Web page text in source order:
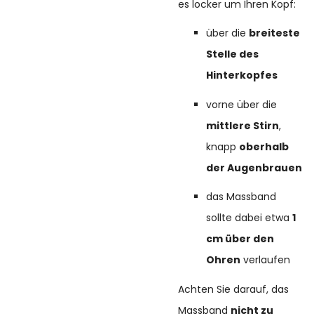
es locker um Ihren Kopf:
über die breiteste
Stelle des
Hinterkopfes
vorne über die
mittlere Stirn,
knapp oberhalb
der Augenbrauen
das Massband
sollte dabei etwa1
cm über den
Ohren verlaufen
Achten Sie darauf, das
Massband nicht zu